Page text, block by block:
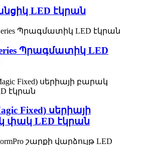
LED էկրան
Պրագմատիկ LED
Fixed) սերիայի
փակ LED էկրան